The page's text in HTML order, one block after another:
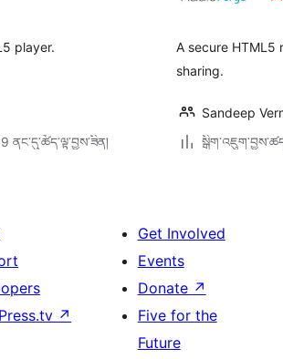
player.
ནང་དུ་ཚོད་ལྟ་བྱས་ཟིན།
A secure HTML5
sharing.
Sandeep
↗
Get Involved
Events
Donate ↗
Five for the
Future